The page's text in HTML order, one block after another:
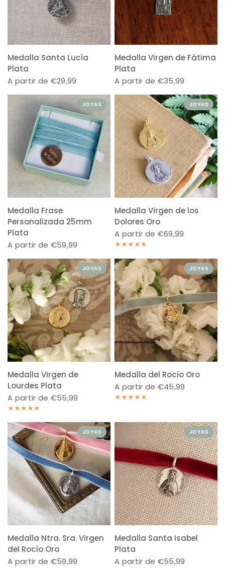
Medalla Santa Lucía
Plata
A partir de €29,99
Medalla Virgen de Fátima
Plata
A partir de €35,99
JOYAS
Medalla Frase
Personalizada 25mm
Plata
A partir de €59,99
JOYAS
Medalla Virgen de los
Dolores Oro
A partir de €69,99
JOYAS
Medalla Virgen de
Lourdes Plata
A partir de €55,99
JOYAS
Medalla del Rocío Oro
A partir de €45,99
JOYAS
Medalla Ntra. Sra. Virgen
del Rocío Oro
A partir de €59,99
JOYAS
Medalla Santa Isabel
Plata
A partir de €55,99